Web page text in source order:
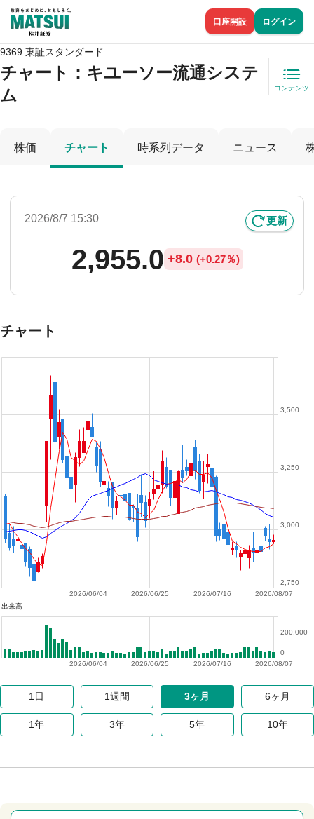
口座開設 ログイン
9369 東証スタンダード
チャート： キユーソー流通システ
ム
コンテンツ
株価 チャート 時系列データ ニュース
2026/8/7 15:30 更新
2,955.0 +8.0 (+0.27％)
チャート
2026/08/07
2026/07/16
2026/06/25
2026/06/04
2,750
3,000
3,250
3,500
出来高
2026/08/07
2026/07/16
2026/06/25
2026/06/04
0
200,000
1日 1週間 3ヶ月 6ヶ月
1年 3年 5年 10年